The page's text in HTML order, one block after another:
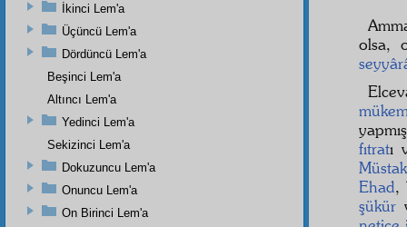
olsa,
fıtratı
Ehad,
şükür
İkinci Lem'a
Üçüncü Lem'a
Dördüncü Lem'a
Beşinci Lem'a
Altıncı Lem'a
Yedinci Lem'a
Sekizinci Lem'a
Dokuzuncu Lem'a
Onuncu Lem'a
On Birinci Lem'a